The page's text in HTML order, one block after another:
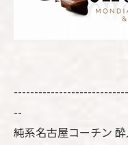
--
純系名古屋コーチン